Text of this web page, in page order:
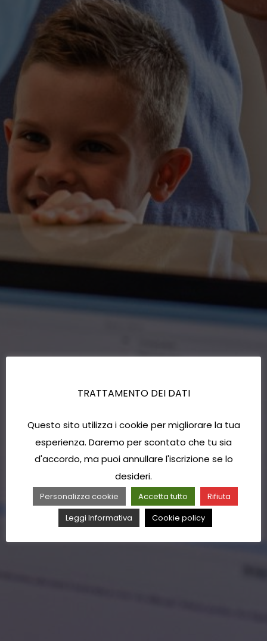
TRATTAMENTO DEI DATI
Questo sito utilizza i cookie per migliorare la tua
esperienza. Daremo per scontato che tu sia
d'accordo, ma puoi annullare l'iscrizione se lo
desideri.
Personalizza cookie Accetta tutto
Rifiuta
Leggi Informativa
Cookie policy